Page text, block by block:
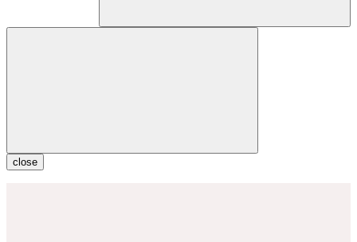
close